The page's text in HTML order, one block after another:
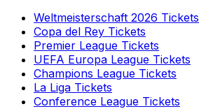
Weltmeisterschaft 2026 Tickets
Copa del Rey Tickets
Premier League Tickets
UEFA Europa League Tickets
Champions League Tickets
La Liga Tickets
Conference League Tickets